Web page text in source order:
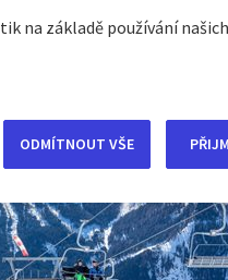
na základě používání
ODMÍTNOUT VŠE